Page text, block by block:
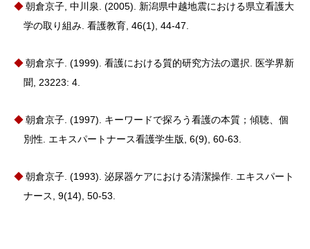
朝倉京子, 中川泉. (2005). 新潟県中越地震における県立看護大
学の取り組み. 看護教育, 46(1), 44-47.
朝倉京子. (1999). 看護における質的研究方法の選択. 医学界新
聞, 23223: 4.
朝倉京子. (1997). キーワードで探ろう看護の本質；傾聴、個
別性. エキスパートナース看護学生版, 6(9), 60-63.
朝倉京子. (1993). 泌尿器ケアにおける清潔操作. エキスパート
ナース, 9(14), 50-53.